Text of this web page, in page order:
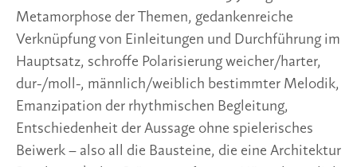
Metamorphose der Themen, gedankenreiche
Verknüpfung von Einleitungen und Durchführung im
Hauptsatz, schroffe Polarisierung weicher/harter,
dur-/moll-, männlich/weiblich bestimmter Melodik,
Emanzipation der rhythmischen Begleitung,
Entschiedenheit der Aussage ohne spielerisches
Beiwerk – also all die Bausteine, die eine Architektur